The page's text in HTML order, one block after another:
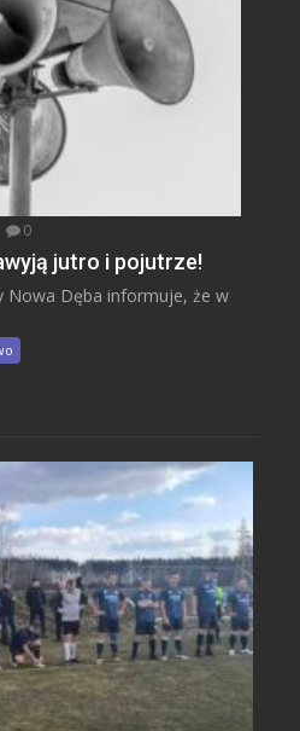
0
jutro i pojutrze!
Nowa Dęba informuje, że w